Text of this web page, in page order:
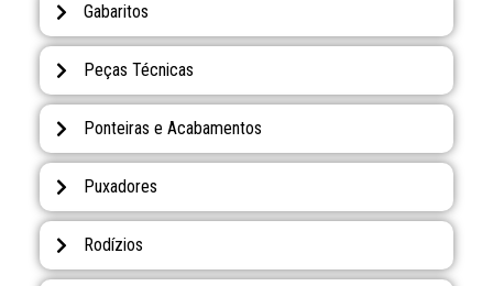
Gabaritos
Peças Técnicas
Ponteiras e Acabamentos
Puxadores
Rodízios